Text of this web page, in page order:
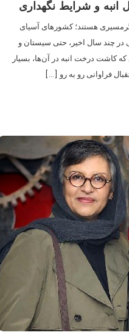
انبه و شرایط نگهداری
گرمسیری هستند؛ کشورهای آسیای
چند سال اخیر، حتی سیستان و
کاشت درخت انبه در آن‌ها، بسیار
فراوانی رو به رو […]